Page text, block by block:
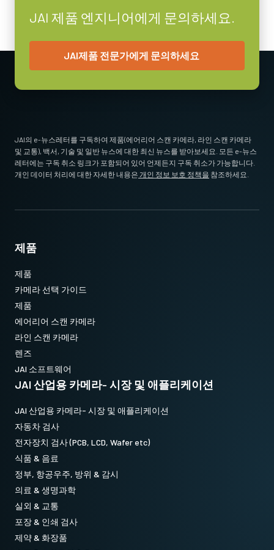
JAI 제품 엔지니어에게 문의하세요.
JAI제품 전문가에게 문의하세요
JAI의 e-뉴스레터를 구독하여 제품(에어리어 스캔 카메라, 라인 스캔 카메라
및 교통), 백서, 기술 및 일반 뉴스에 대한 최신 뉴스를 받아보세요. 모든 e-뉴스
레터에는 구독 취소 링크가 포함되어 있어 언제든지 구독 취소가 가능합니다.
개인 데이터 처리에 대한 자세한 내용은 개인 정보 보호 정책을 참조하세요.
제품
제품
카메라 선택 가이드
제품
에어리어 스캔 카메라
라인 스캔 카메라
렌즈
JAI 소프트웨어
JAI 산업용 카메라- 시장 및 애플리케이션
JAI 산업용 카메라- 시장 및 애플리케이션
자동차 검사
전자장치 검사 (PCB, LCD, Wafer etc)
식품 & 음료
정부, 항공우주, 방위 & 감시
의료 & 생명과학
실외 & 교통
포장 & 인쇄 검사
제약 & 화장품